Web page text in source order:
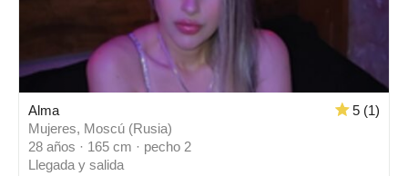
Alma
5 (1)
Mujeres, Moscú (Rusia)
28 años · 165 cm · pecho 2
Llegada y salida